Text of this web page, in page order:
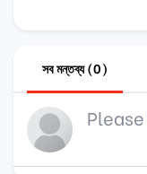
সব মন্তব্য (0)
Please